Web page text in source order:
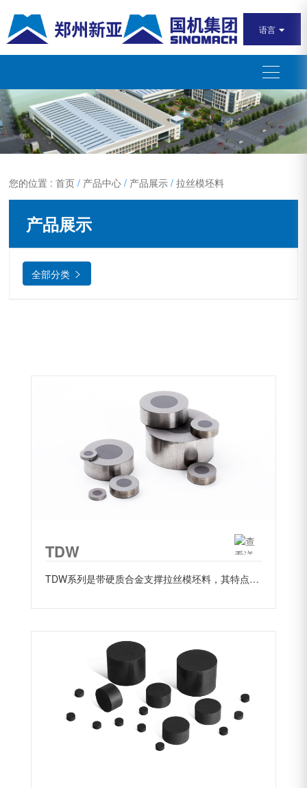
语言 
您的位置 : 首页 / 产品中心 / 产品展示 /拉丝模坯料
产品展示
全部分类 
TDW
TDW系列是带硬质合金支撑拉丝模坯料，其特点是聚晶金刚石芯与硬质合金支撑环紧密地...